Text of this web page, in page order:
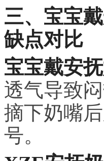
三、宝宝
缺点对比
宝宝戴安
透气导致
摘下奶嘴
号。